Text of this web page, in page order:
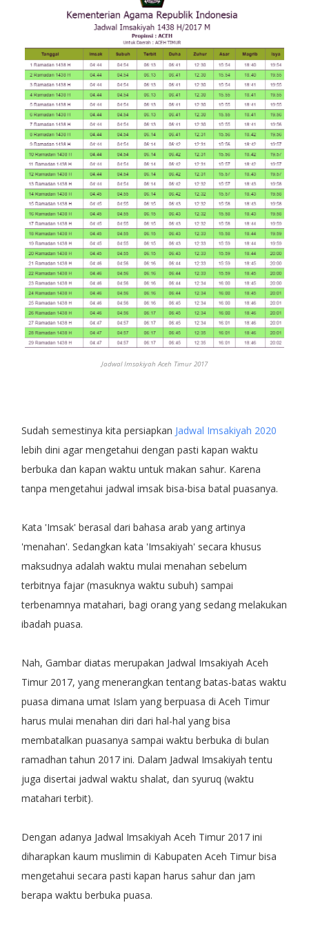
Jadwal Imsakiyah Aceh Timur 2017
Sudah semestinya kita persiapkan Jadwal Imsakiyah 2020
lebih dini agar mengetahui dengan pasti kapan waktu
berbuka dan kapan waktu untuk makan sahur. Karena
tanpa mengetahui jadwal imsak bisa-bisa batal puasanya.
Kata 'Imsak' berasal dari bahasa arab yang artinya
'menahan'. Sedangkan kata 'Imsakiyah' secara khusus
maksudnya adalah waktu mulai menahan sebelum
terbitnya fajar (masuknya waktu subuh) sampai
terbenamnya matahari, bagi orang yang sedang melakukan
ibadah puasa.
Nah, Gambar diatas merupakan Jadwal Imsakiyah Aceh
Timur 2017, yang menerangkan tentang batas-batas waktu
puasa dimana umat Islam yang berpuasa di Aceh Timur
harus mulai menahan diri dari hal-hal yang bisa
membatalkan puasanya sampai waktu berbuka di bulan
ramadhan tahun 2017 ini. Dalam Jadwal Imsakiyah tentu
juga disertai jadwal waktu shalat, dan syuruq (waktu
matahari terbit).
Dengan adanya Jadwal Imsakiyah Aceh Timur 2017 ini
diharapkan kaum muslimin di Kabupaten Aceh Timur bisa
mengetahui secara pasti kapan harus sahur dan jam
berapa waktu berbuka puasa.